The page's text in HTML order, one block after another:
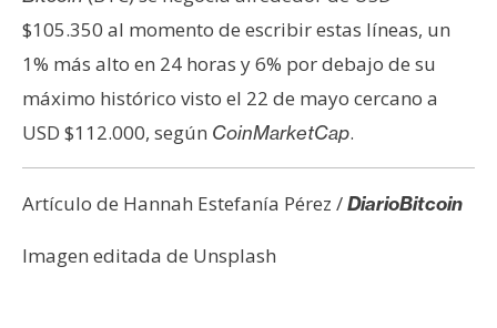
$105.350 al momento de escribir estas líneas, un
1% más alto en 24 horas y 6% por debajo de su
máximo histórico visto el 22 de mayo cercano a
USD $112.000, según CoinMarketCap.
Artículo de Hannah Estefanía Pérez /DiarioBitcoin
Imagen editada de Unsplash